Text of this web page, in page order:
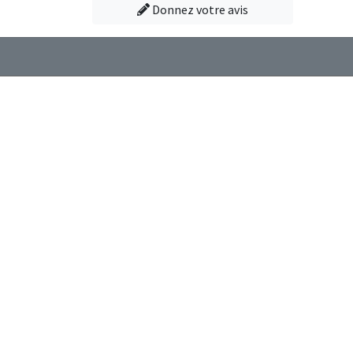
Donnez votre avis